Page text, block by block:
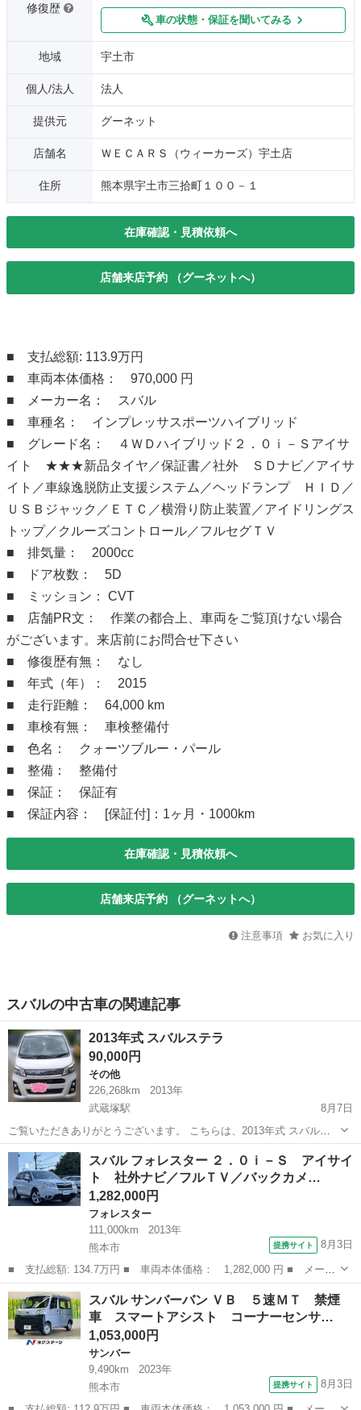
修復歴
車の状態・保証を聞いてみる
地域 宇土市
個人/法人 法人
提供元 グーネット
店舗名 ＷＥＣＡＲＳ（ウィーカーズ）宇土店
住所 熊本県宇土市三拾町１００－１
在庫確認・見積依頼へ
店舗来店予約 （グーネットへ）
■ 支払総額: 113.9万円
■ 車両本体価格： 970,000 円
■ メーカー名： スバル
■ 車種名： インプレッサスポーツハイブリッド
■ グレード名： ４ＷＤハイブリッド２．０ｉ－Ｓアイサ
イト ★★★新品タイヤ／保証書／社外 ＳＤナビ／アイサ
イト／車線逸脱防止支援システム／ヘッドランプ ＨＩＤ／
ＵＳＢジャック／ＥＴＣ／横滑り防止装置／アイドリングス
トップ／クルーズコントロール／フルセグＴＶ
■ 排気量： 2000cc
■ ドア枚数： 5D
■ ミッション： CVT
■ 店舗PR文： 作業の都合上、車両をご覧頂けない場合
がございます。来店前にお問合せ下さい
■ 修復歴有無： なし
■ 年式（年）： 2015
■ 走行距離： 64,000 km
■ 車検有無： 車検整備付
■ 色名： クォーツブルー・パール
■ 整備： 整備付
■ 保証： 保証有
■ 保証内容： [保証付]：1ヶ月・1000km
在庫確認・見積依頼へ
店舗来店予約 （グーネットへ）
注意事項 お気に入り
スバルの中古車の関連記事
2013年式 スバルステラ
90,000円
その他
226,268km
2013年
武蔵塚駅
8月7日
ご覧いただきありがとうございます。 こちらは、2013年式 スバルス
テラになります。 状態は、タイヤとブレーキパッド6ミリ シャフトブ
ーツ破れてません。 マフラーエンジンしたの所マフラーセンサーマフ
ラー劣化してるので、ランプ...
熊本 熊本市 その他
スバル フォレスター ２．０ｉ－Ｓ アイサイ
ト 社外ナビ／フルＴＶ／バックカメ…
1,282,000円
フォレスター
111,000km
2013年
熊本市
提携サイト 8月3日
■ 支払総額: 134.7万円 ■ 車両本体価格： 1,282,000 円 ■ メーカ
ー名： スバル ■ 車種名： フォレスター ■ グレード名： ２．
０ｉ－Ｓ アイサイト 社外ナビ／フルＴＶ／バックカメラ／アイサ
イト／レ...
熊本 熊本市 フォレスター
スバル サンバーバン ＶＢ ５速ＭＴ 禁煙
車 スマートアシスト コーナーセンサ…
1,053,000円
サンバー
9,490km
2023年
熊本市
提携サイト 8月3日